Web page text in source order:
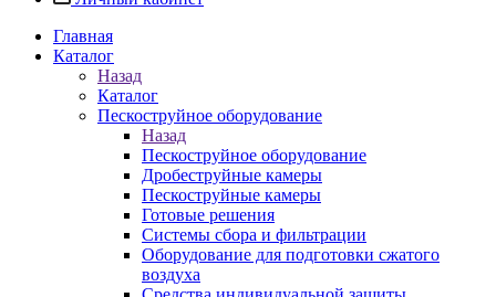
Главная
Каталог
Назад
Каталог
Пескоструйное оборудование
Назад
Пескоструйное оборудование
Дробеструйные камеры
Пескоструйные камеры
Готовые решения
Системы сбора и фильтрации
Оборудование для подготовки сжатого
воздуха